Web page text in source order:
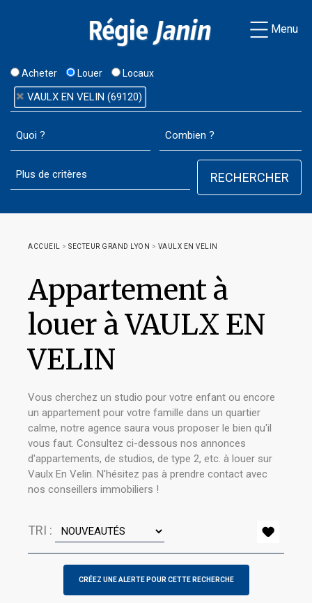
Menu
Acheter Louer Locaux
VAULX EN VELIN (69120)
ACCUEIL > SECTEUR GRAND LYON > VAULX EN VELIN
Appartement à
louer à VAULX EN
VELIN
Vous cherchez un studio pour votre enfant ou encore
un appartement pour votre famille dans un quartier
calme, notre agence saura vous proposer le bien qu'il
vous faut. Consultez ci-dessous nos annonces
d'appartements, de studios, de type 2, etc. à louer sur
Vaulx En Velin. N'hésitez pas à prendre contact avec
nos conseillers immobiliers !
TRI :